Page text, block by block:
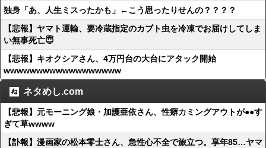
独身「あ、人生ミスったかも」←こう思ったりせんの？？？？
【悲報】ヤマト運輸、要冷蔵指定のカブト虫を冷凍でお届けしてしま
い無事死亡😇
【悲報】キオクシアさん、4万円台の大台にアタック開始
wwwwwwwwwwwwwwwwww
ネタめし.com
【悲報】元モーニング娘・加護亜依さん、性癖カミングアウトが●●す
ぎて草wwww
【訃報】漫画家の松本零士さん、急性心不全で旅立つ。享年85…ヤマ